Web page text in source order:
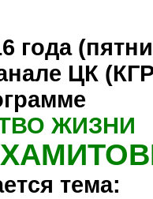
года
ЦК
ЖИЗНИ
тема: